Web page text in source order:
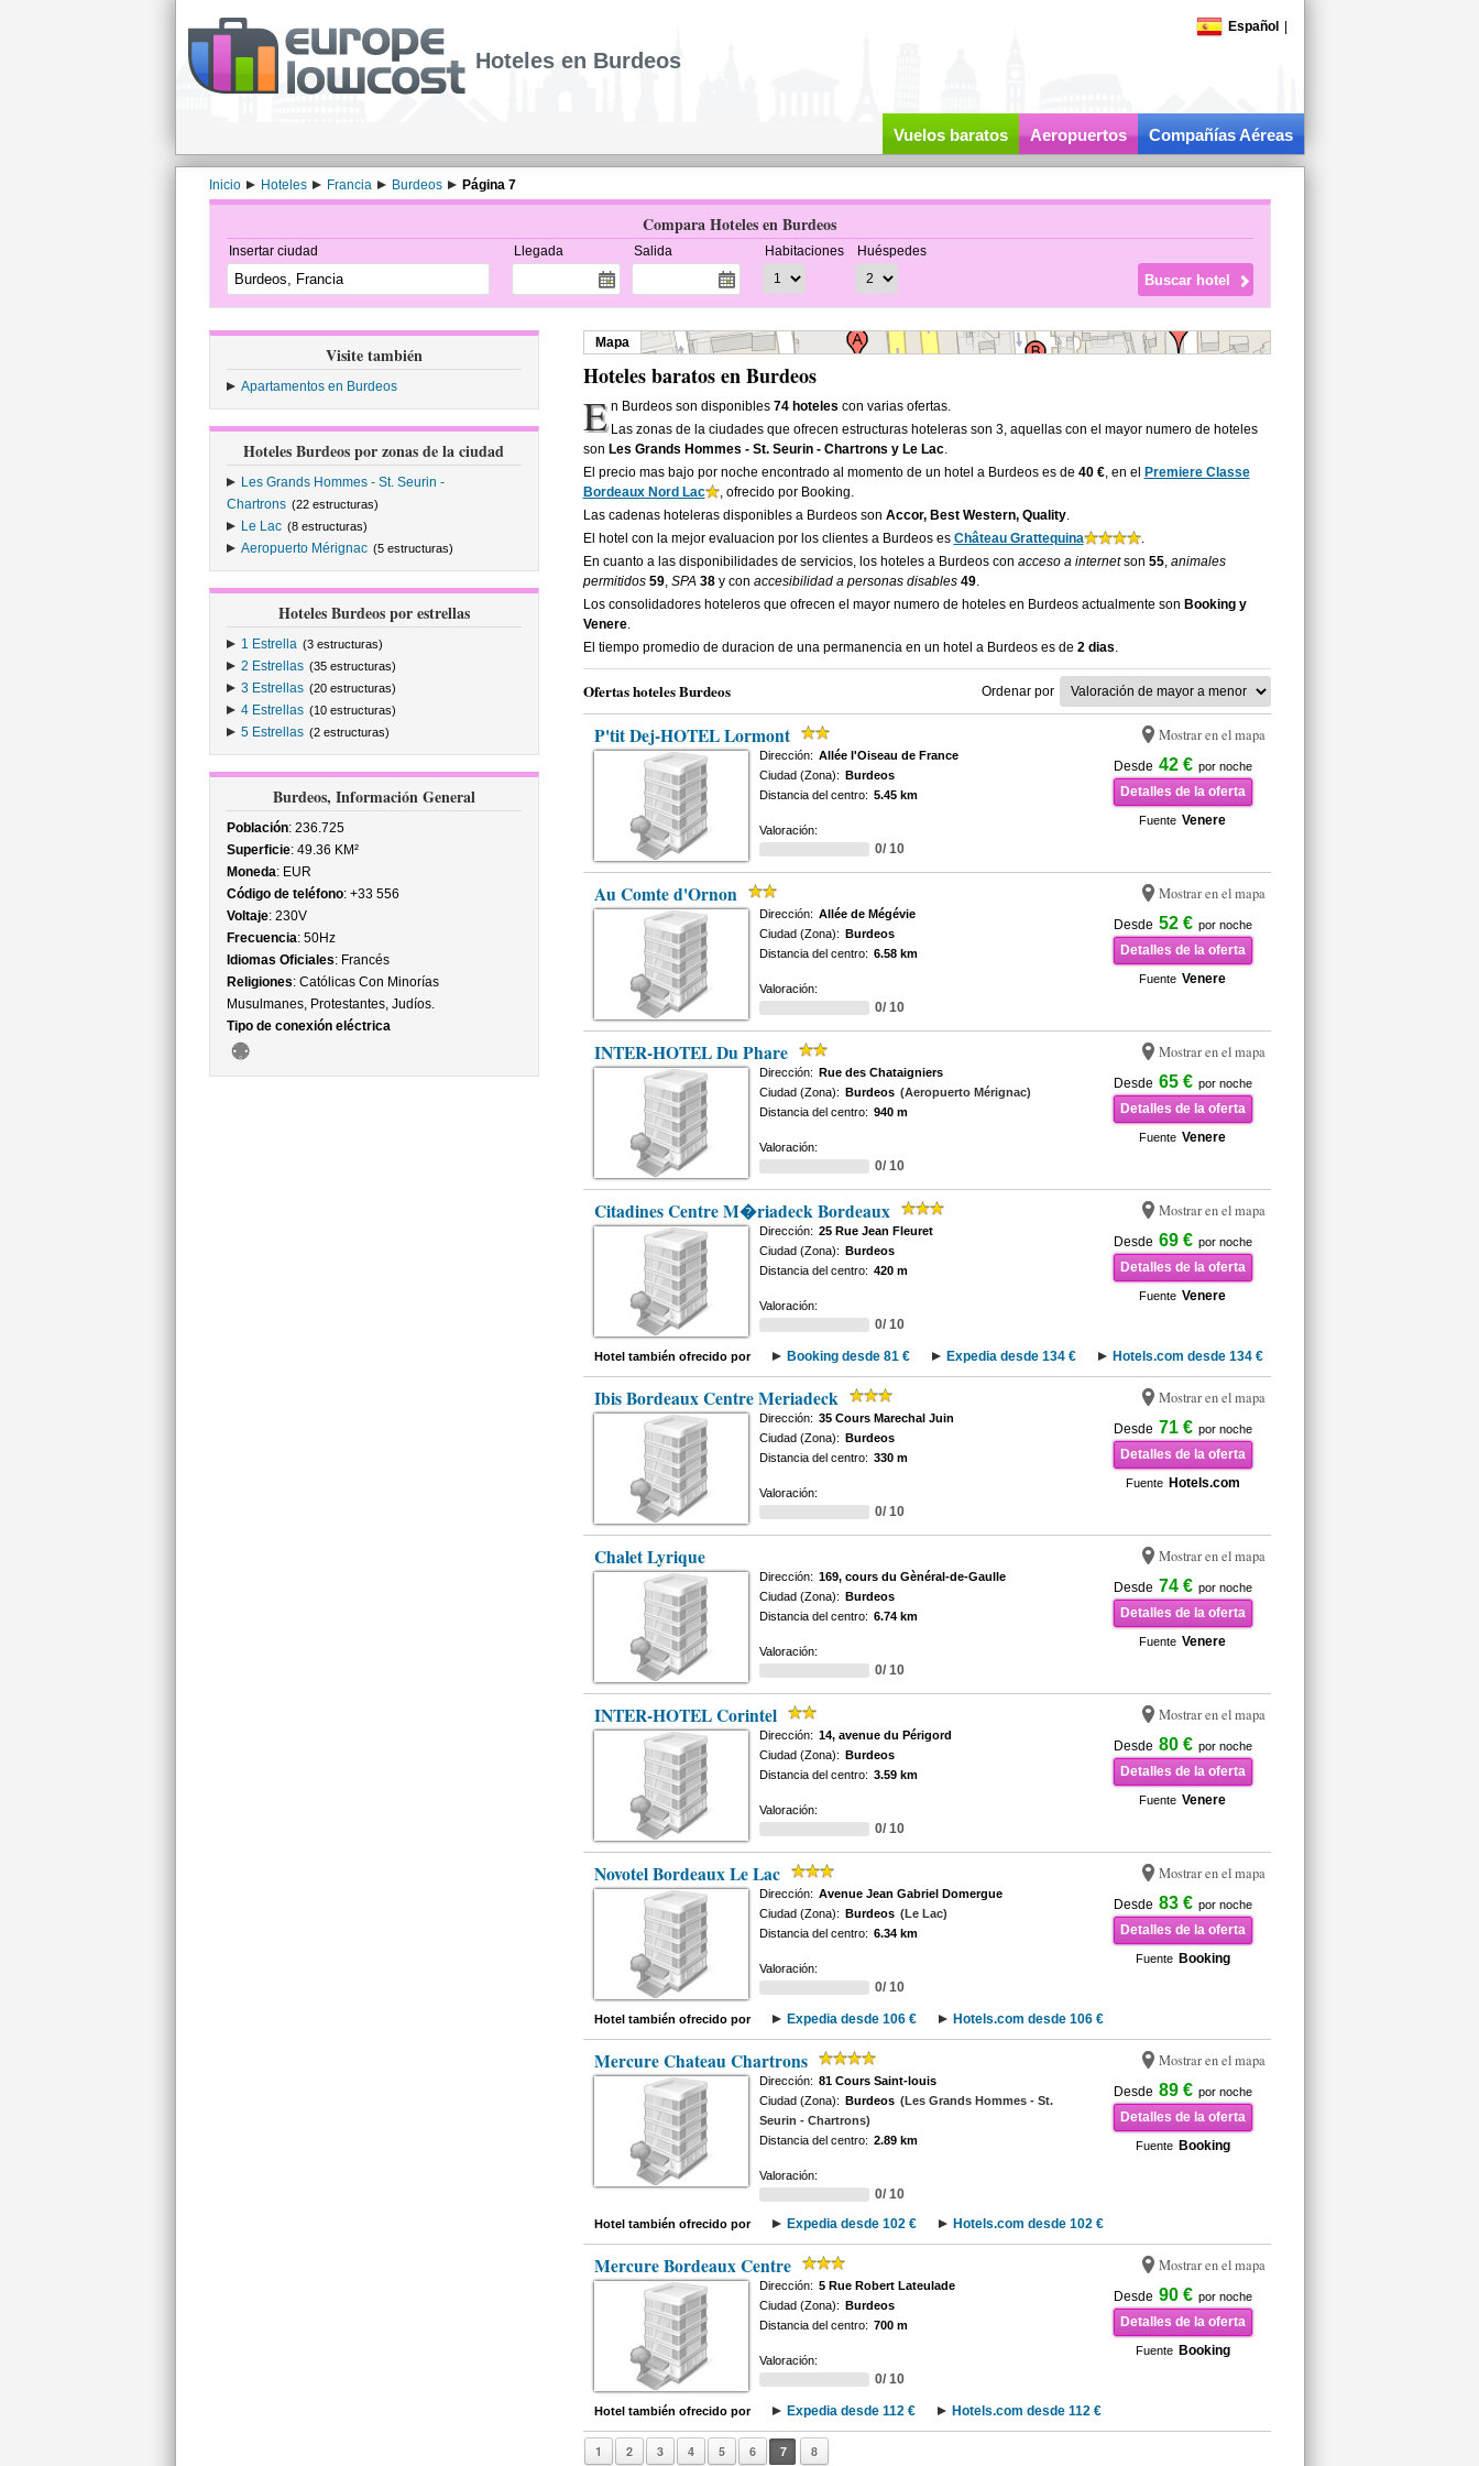
Español
Hoteles en Burdeos
Vuelos baratos Aeropuertos Compañías Aéreas
Inicio Hoteles Francia Burdeos Página 7
Compara Hoteles en Burdeos
Insertar ciudad Llegada Salida Habitaciones Huéspedes
Visite también
Apartamentos en Burdeos
Hoteles Burdeos por zonas de la ciudad
Les Grands Hommes - St. Seurin -
Chartrons (22 estructuras)
Le Lac (8 estructuras)
Aeropuerto Mérignac (5 estructuras)
Hoteles Burdeos por estrellas
1 Estrella (3 estructuras)
2 Estrellas (35 estructuras)
3 Estrellas (20 estructuras)
4 Estrellas (10 estructuras)
5 Estrellas (2 estructuras)
Burdeos, Información General
Población: 236.725
Superficie: 49.36 KM²
Moneda: EUR
Código de teléfono: +33 556
Voltaje: 230V
Frecuencia: 50Hz
Idiomas Oficiales: Francés
Religiones: Católicas Con Minorías
Musulmanes, Protestantes, Judíos.
Tipo de conexión eléctrica
Mapa
Hoteles baratos en Burdeos
E n Burdeos son disponibles74 hoteles con varias ofertas.
Las zonas de la ciudades que ofrecen estructuras hoteleras son 3, aquellas con el mayor numero de hoteles
son Les Grands Hommes - St. Seurin - Chartrons y Le Lac.
El precio mas bajo por noche encontrado al momento de un hotel a Burdeos es de 40 €, en el
Premiere Classe
Bordeaux Nord Lac
, ofrecido por Booking.
Las cadenas hoteleras disponibles a Burdeos son Accor, Best Western, Quality.
El hotel con la mejor evaluacion por los clientes a Burdeos es Château Grattequina
.
En cuanto a las disponibilidades de servicios, los hoteles a Burdeos con acceso a internetson 55, animales
permitidos 59, SPA 38y con accesibilidad a personas disables 49.
Los consolidadores hoteleros que ofrecen el mayor numero de hoteles en Burdeos actualmente son Booking y
Venere.
El tiempo promedio de duracion de una permanencia en un hotel a Burdeos es de 2 dias.
Ofertas hoteles Burdeos Ordenar por
P'tit Dej-HOTEL Lormont Mostrar en el mapa
Desde 42 € por noche
Detalles de la oferta
Fuente Venere
Dirección: Allée l'Oiseau de France
Ciudad (Zona): Burdeos
Distancia del centro: 5.45 km
Valoración:
0/ 10
Au Comte d'Ornon Mostrar en el mapa
Desde 52 € por noche
Detalles de la oferta
Fuente Venere
Dirección: Allée de Mégévie
Ciudad (Zona): Burdeos
Distancia del centro: 6.58 km
Valoración:
0/ 10
INTER-HOTEL Du Phare Mostrar en el mapa
Desde 65 € por noche
Detalles de la oferta
Fuente Venere
Dirección: Rue des Chataigniers
Ciudad (Zona): Burdeos (Aeropuerto Mérignac)
Distancia del centro: 940 m
Valoración:
0/ 10
Citadines Centre M�riadeck Bordeaux Mostrar en el mapa
Desde 69 € por noche
Detalles de la oferta
Fuente Venere
Dirección: 25 Rue Jean Fleuret
Ciudad (Zona): Burdeos
Distancia del centro: 420 m
Valoración:
0/ 10
Hotel también ofrecido por Booking desde 81 € Expedia desde 134 € Hotels.com desde 134 €
Ibis Bordeaux Centre Meriadeck Mostrar en el mapa
Desde 71 € por noche
Detalles de la oferta
Fuente Hotels.com
Dirección: 35 Cours Marechal Juin
Ciudad (Zona): Burdeos
Distancia del centro: 330 m
Valoración:
0/ 10
Chalet Lyrique Mostrar en el mapa
Desde 74 € por noche
Detalles de la oferta
Fuente Venere
Dirección: 169, cours du Gènéral-de-Gaulle
Ciudad (Zona): Burdeos
Distancia del centro: 6.74 km
Valoración:
0/ 10
INTER-HOTEL Corintel Mostrar en el mapa
Desde 80 € por noche
Detalles de la oferta
Fuente Venere
Dirección: 14, avenue du Périgord
Ciudad (Zona): Burdeos
Distancia del centro: 3.59 km
Valoración:
0/ 10
Novotel Bordeaux Le Lac Mostrar en el mapa
Desde 83 € por noche
Detalles de la oferta
Fuente Booking
Dirección: Avenue Jean Gabriel Domergue
Ciudad (Zona): Burdeos (Le Lac)
Distancia del centro: 6.34 km
Valoración:
0/ 10
Hotel también ofrecido por Expedia desde 106 € Hotels.com desde 106 €
Mercure Chateau Chartrons Mostrar en el mapa
Desde 89 € por noche
Detalles de la oferta
Fuente Booking
Dirección: 81 Cours Saint-louis
Ciudad (Zona): Burdeos (Les Grands Hommes - St.
Seurin - Chartrons)
Distancia del centro: 2.89 km
Valoración:
0/ 10
Hotel también ofrecido por Expedia desde 102 € Hotels.com desde 102 €
Mercure Bordeaux Centre Mostrar en el mapa
Desde 90 € por noche
Detalles de la oferta
Fuente Booking
Dirección: 5 Rue Robert Lateulade
Ciudad (Zona): Burdeos
Distancia del centro: 700 m
Valoración:
0/ 10
Hotel también ofrecido por Expedia desde 112 € Hotels.com desde 112 €
1 2 3 4 5 6 7 8